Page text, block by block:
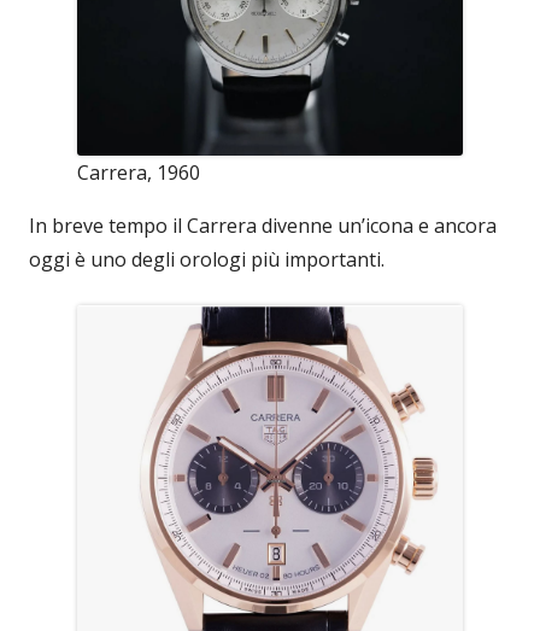
Carrera, 1960
In breve tempo il Carrera divenne un’icona e ancora
oggi è uno degli orologi più importanti.